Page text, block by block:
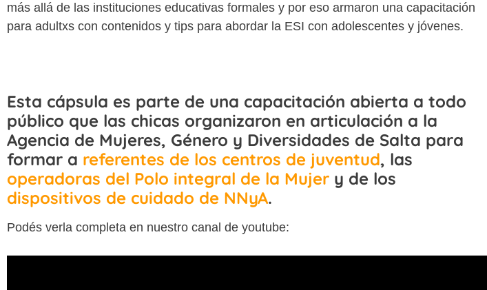
más allá de las instituciones educativas formales y por eso armaron una capacitación
para adultxs con contenidos y tips para abordar la ESI con adolescentes y jóvenes.
Esta cápsula es parte de una capacitación abierta a todo
público que las chicas organizaron en articulación a la
Agencia de Mujeres, Género y Diversidades de Salta para
formar a referentes de los centros de juventud, las
operadoras del Polo integral de la Mujer y de los
dispositivos de cuidado de NNyA.
Podés verla completa en nuestro canal de youtube: